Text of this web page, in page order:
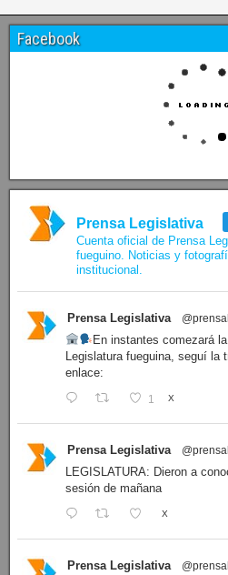
Facebook
Prensa Legislativa
Cuenta oficial de Prensa
fueguino. Noticias y
institucional.
Prensa Legislativa
En instantes comezará
Legislatura fueguina, seguí
enlace:
1 X
Prensa Legislativa
LEGISLATURA: Dieron a
sesión de mañana
X
Prensa Legislativa